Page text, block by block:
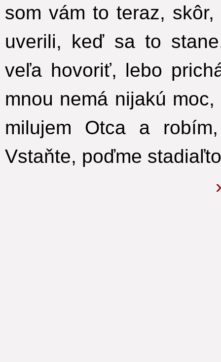
som vám to teraz,
uverili, keď sa to
veľa hovoriť, lebo
mnou nemá nijakú moc,
milujem Otca a
Vstaňte, poďme